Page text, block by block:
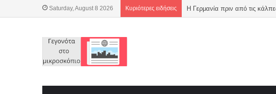
Saturday, August 8 2026 Κυριότερες ειδήσεις